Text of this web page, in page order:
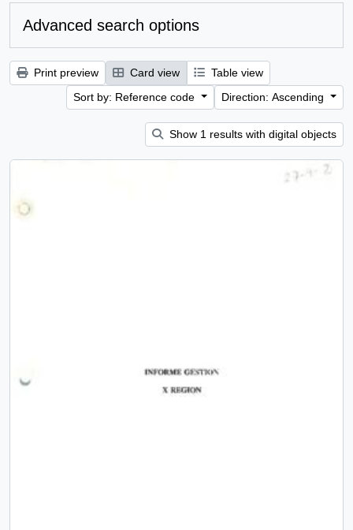
Advanced search options
Print preview Card view
Table view
Sort by: Reference code
Direction: Ascending
Show 1 results with digital objects